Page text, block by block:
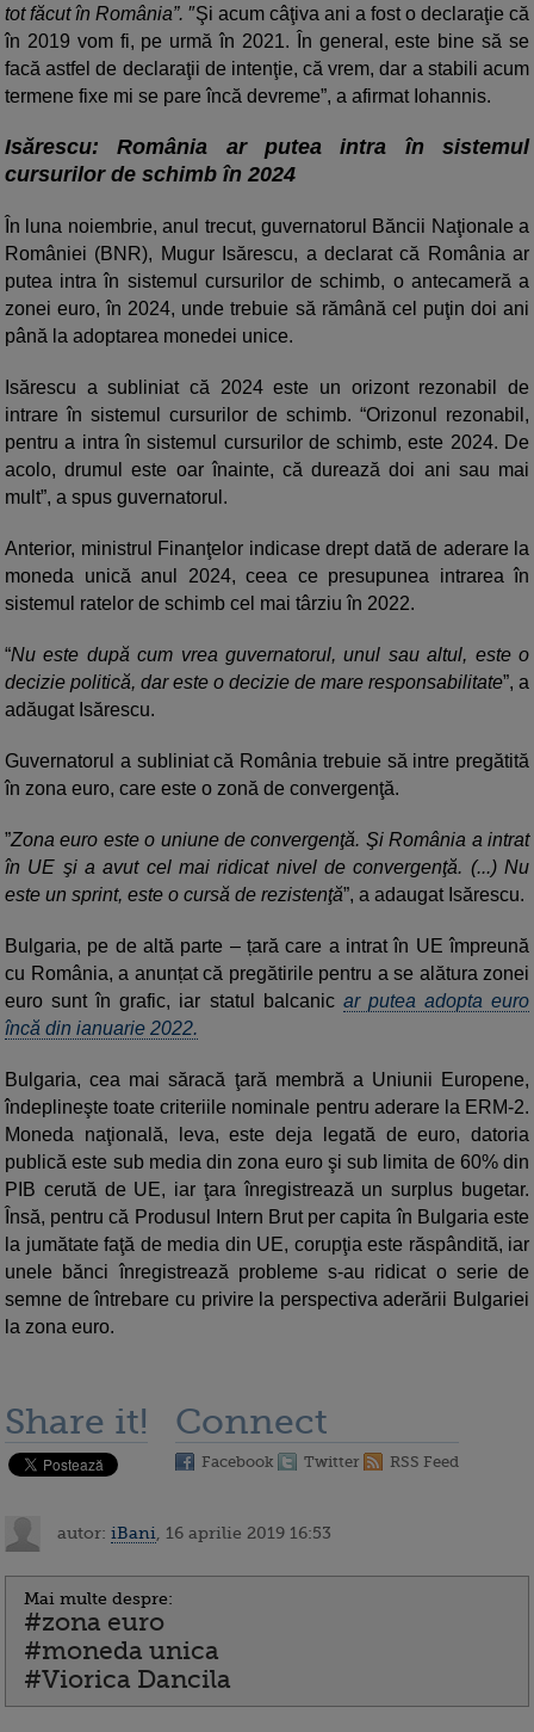
tot făcut în România”. ″Şi acum câţiva ani a fost o declaraţie că
în 2019 vom fi, pe urmă în 2021. În general, este bine să se
facă astfel de declaraţii de intenţie, că vrem, dar a stabili acum
termene fixe mi se pare încă devreme”, a afirmat Iohannis.
Isărescu: România ar putea intra în sistemul
cursurilor de schimb în 2024
În luna noiembrie, anul trecut, guvernatorul Băncii Naţionale a
României (BNR), Mugur Isărescu, a declarat că România ar
putea intra în sistemul cursurilor de schimb, o antecameră a
zonei euro, în 2024, unde trebuie să rămână cel puţin doi ani
până la adoptarea monedei unice.
Isărescu a subliniat că 2024 este un orizont rezonabil de
intrare în sistemul cursurilor de schimb. “Orizonul rezonabil,
pentru a intra în sistemul cursurilor de schimb, este 2024. De
acolo, drumul este oar înainte, că durează doi ani sau mai
mult”, a spus guvernatorul.
Anterior, ministrul Finanţelor indicase drept dată de aderare la
moneda unică anul 2024, ceea ce presupunea intrarea în
sistemul ratelor de schimb cel mai târziu în 2022.
“Nu este după cum vrea guvernatorul, unul sau altul, este o
decizie politică, dar este o decizie de mare responsabilitate”, a
adăugat Isărescu.
Guvernatorul a subliniat că România trebuie să intre pregătită
în zona euro, care este o zonă de convergenţă.
”Zona euro este o uniune de convergenţă. Şi România a intrat
în UE şi a avut cel mai ridicat nivel de convergenţă. (...) Nu
este un sprint, este o cursă de rezistenţă”, a adaugat Isărescu.
Bulgaria, pe de altă parte – țară care a intrat în UE împreună
cu România, a anunțat că pregătirile pentru a se alătura zonei
euro sunt în grafic, iar statul balcanic ar putea adopta euro
încă din ianuarie 2022.
Bulgaria, cea mai săracă ţară membră a Uniunii Europene,
îndeplineşte toate criteriile nominale pentru aderare la ERM-2.
Moneda naţională, leva, este deja legată de euro, datoria
publică este sub media din zona euro şi sub limita de 60% din
PIB cerută de UE, iar ţara înregistrează un surplus bugetar.
Însă, pentru că Produsul Intern Brut per capita în Bulgaria este
la jumătate faţă de media din UE, corupţia este răspândită, iar
unele bănci înregistrează probleme s-au ridicat o serie de
semne de întrebare cu privire la perspectiva aderării Bulgariei
la zona euro.
Share it! Connect
Facebook Twitter RSS Feed
autor: iBani , 16 aprilie 2019 16:53
Mai multe despre:
#zona euro
#moneda unica
#Viorica Dancila